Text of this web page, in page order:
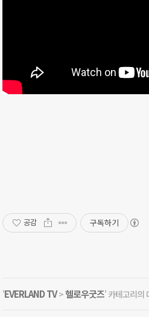
공감 구독하기
'EVERLAND TV>헬로우굿즈' 카테고리의